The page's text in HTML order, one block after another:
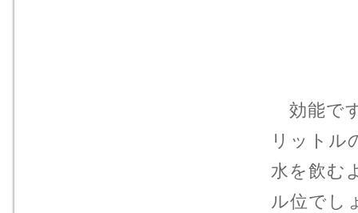
効能で
リットル
水を飲む
ル位でし